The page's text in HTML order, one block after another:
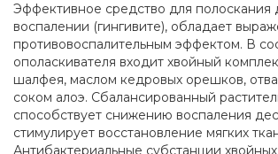
Эффективное средство для полоскания
воспалении (гингивите), обладает
противовоспалительным эффектом. В
ополаскивателя входит хвойный
шалфея, маслом кедровых орешков,
соком алоэ. Сбалансированный
способствует снижению воспаления
стимулирует восстановление мягких
Антибактериальные субстанции хвойных